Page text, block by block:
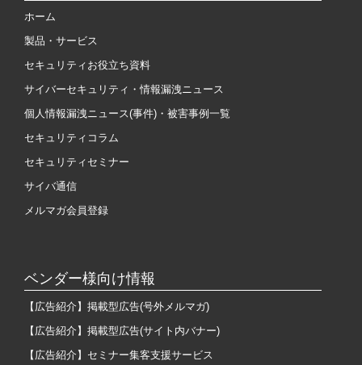
ホーム
製品・サービス
セキュリティお役立ち資料
サイバーセキュリティ・情報漏洩ニュース
個人情報漏洩ニュース(事件)・被害事例一覧
セキュリティコラム
セキュリティセミナー
サイバ通信
メルマガ会員登録
ベンダー様向け情報
【広告紹介】掲載型広告(号外メルマガ)
【広告紹介】掲載型広告(サイト内バナー)
【広告紹介】セミナー集客支援サービス